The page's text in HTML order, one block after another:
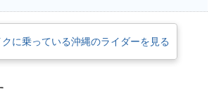
クに乗っている沖縄のライダーを見る